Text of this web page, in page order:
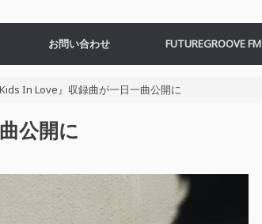
お問い合わせ FUTUREGROOVE FM
In Love』収録曲が一日一曲公開に
公開に